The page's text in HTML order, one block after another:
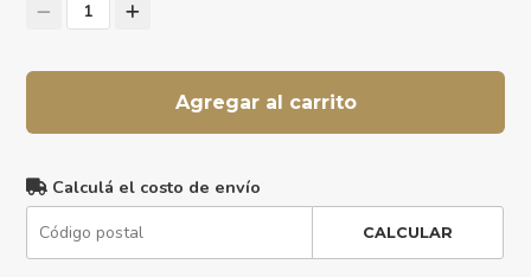
1
Agregar al carrito
Calculá el costo de envío
CALCULAR